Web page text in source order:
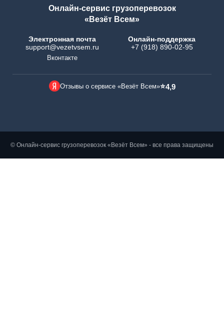
Онлайн-сервис грузоперевозок
«Везёт Всем»
Электронная почта
support@vezetvsem.ru
Вконтакте
Онлайн-поддержка
+7 (918) 890-02-95
Отзывы о сервисе «Везёт Всем»⭐4,9
© Онлайн-сервис грузоперевозок «Везёт Всем» - все права защищены